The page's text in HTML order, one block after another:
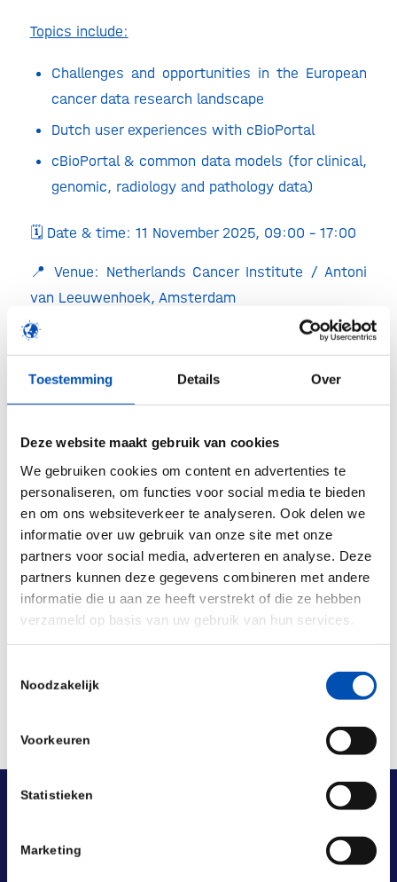
Toestemming Details Over
Deze website maakt gebruik van cookies
We gebruiken cookies om content en advertenties te
personaliseren, om functies voor social media te bieden
en om ons websiteverkeer te analyseren. Ook delen we
informatie over uw gebruik van onze site met onze
partners voor social media, adverteren en analyse. Deze
partners kunnen deze gegevens combineren met andere
informatie die u aan ze heeft verstrekt of die ze hebben
verzameld op basis van uw gebruik van hun services.
Noodzakelijk
Voorkeuren
Statistieken
Marketing
Topics include:
Challenges and opportunities in the European
cancer data research landscape
Dutch user experiences with cBioPortal
cBioPortal & common data models (for clinical,
genomic, radiology and pathology data)
🗓 Date & time: 11 November 2025, 09:00 – 17:00
📍 Venue: Netherlands Cancer Institute / Antoni
van Leeuwenhoek, Amsterdam
🎟 Admission: Free of charge – registration
required,please note that the number of in-
person seats is limited
🔗 Registration:www.nki-avl-event.nl/cBioPortal
ℹ️ More information:
www.avl.nl/agenda/2025/cbioportal
Deel dit stuk